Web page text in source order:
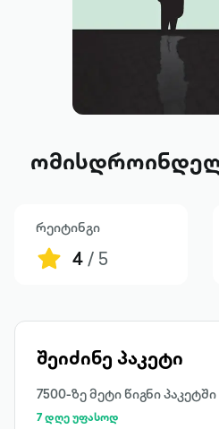
რეიტინგი
4/ 5
შეიძინე პაკეტი
7500-ზე მეტი წიგნი პაკეტში
7 დღე უფასოდ